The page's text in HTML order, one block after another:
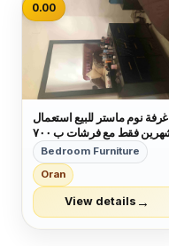
0.00
غرفة نوم ماستر للبيع استعمال
شهرين فقط مع فرشات ب ٧٠٠
دينار
Bedroom Furniture
Oran
View details →